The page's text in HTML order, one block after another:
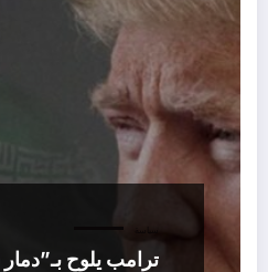
ترامب يلوح